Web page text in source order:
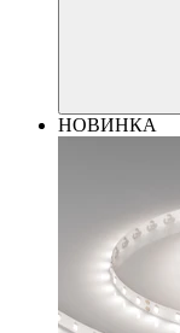
НОВИНКА